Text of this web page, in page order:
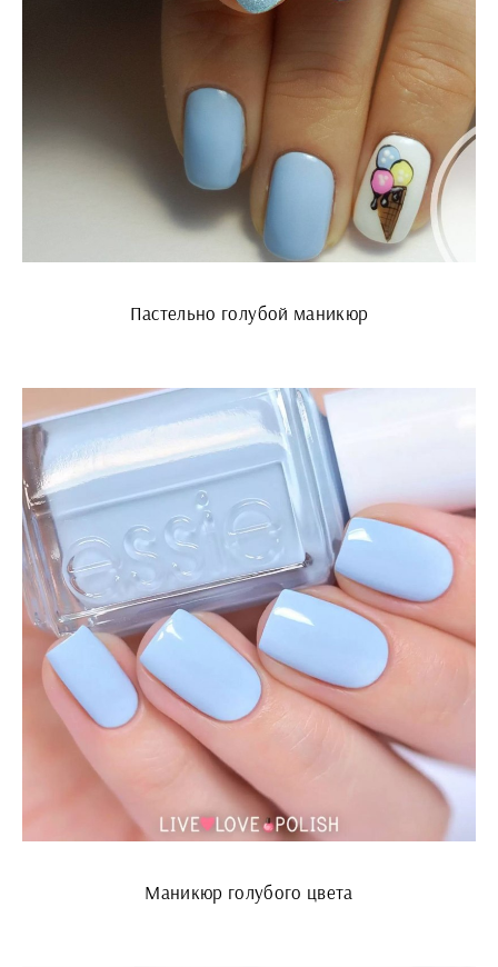
Пастельно голубой маникюр
Маникюр голубого цвета